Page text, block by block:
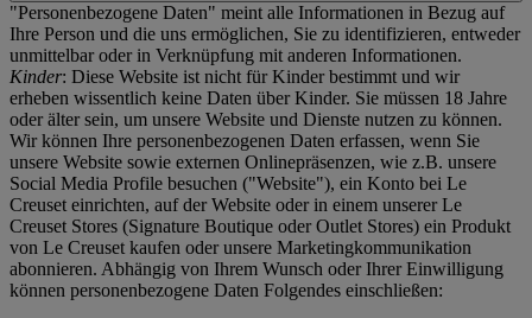
"Personenbezogene Daten" meint alle Informationen in Bezug auf
Ihre Person und die uns ermöglichen, Sie zu identifizieren, entweder
unmittelbar oder in Verknüpfung mit anderen Informationen.
Kinder: Diese Website ist nicht für Kinder bestimmt und wir
erheben wissentlich keine Daten über Kinder. Sie müssen 18 Jahre
oder älter sein, um unsere Website und Dienste nutzen zu können.
Wir können Ihre personenbezogenen Daten erfassen, wenn Sie
unsere Website sowie externen Onlinepräsenzen, wie z.B. unsere
Social Media Profile besuchen ("Website"), ein Konto bei Le
Creuset einrichten, auf der Website oder in einem unserer Le
Creuset Stores (Signature Boutique oder Outlet Stores) ein Produkt
von Le Creuset kaufen oder unsere Marketingkommunikation
abonnieren. Abhängig von Ihrem Wunsch oder Ihrer Einwilligung
können personenbezogene Daten Folgendes einschließen: